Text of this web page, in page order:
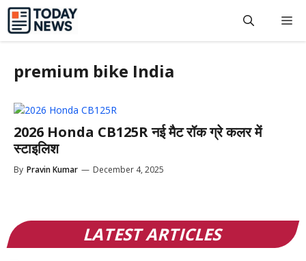
Skip
content
premium bike India
2026 Honda CB125R नई मैट रॉक ग्रे कलर में
स्टाइलिश
By Pravin Kumar — December 4, 2025
LATEST ARTICLES